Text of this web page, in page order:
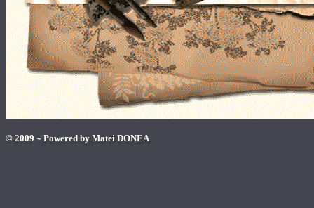
© 2009 - Powered by Matei DONEA